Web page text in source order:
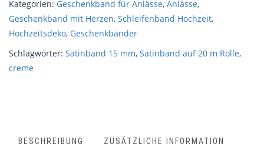
Kategorien: Geschenkband für Anlässe, Anlässe,
Geschenkband mit Herzen, Schleifenband Hochzeit,
Hochzeitsdeko, Geschenkbänder
Schlagwörter: Satinband 15 mm, Satinband auf 20 m Rolle,
creme
BESCHREIBUNG ZUSÄTZLICHE INFORMATION